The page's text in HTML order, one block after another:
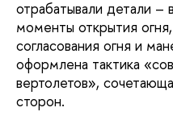
отрабатывали детали –
моменты открытия
согласования огня и
оформлена тактика
вертолетов»,
сторон.